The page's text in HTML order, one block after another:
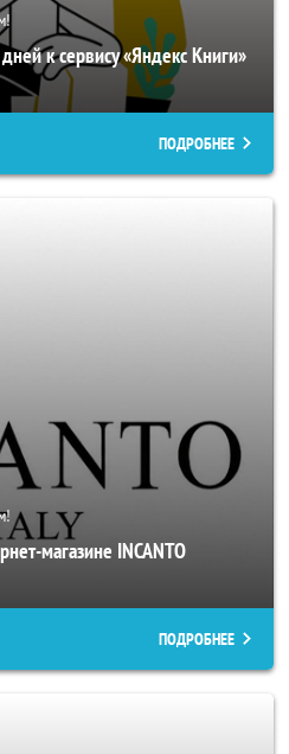
к сервису «Яндекс Книги»
ПОДРОБНЕЕ
магазине INCANTO
ПОДРОБНЕЕ